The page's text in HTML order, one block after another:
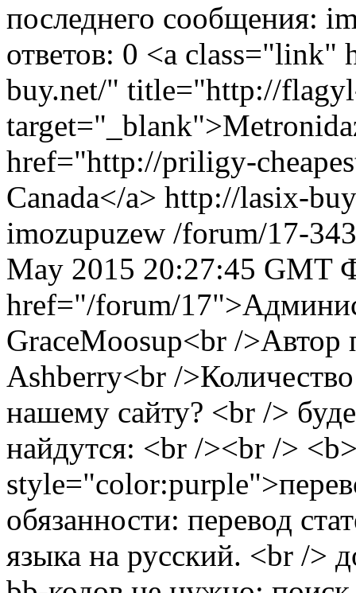
последнего сообщения:
ответов: 0 <a class="link"
buy.net/" title="http://
href="http://priligy-
Canada</a> http://lasix-
imozupuzew /forum/17-
May 2015 20:27:45 GMT
href="/forum/
GraceMoosup<br />Автор
Ashberry<br /
нашему сайту? <br />
найдутся: <br /><br />
обязанности: перевод
языка на русский. <br />